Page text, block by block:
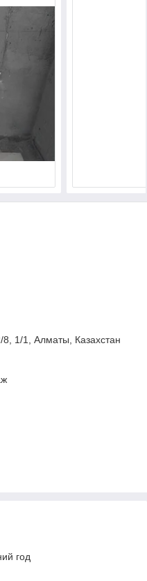
1/1, Алматы, Казахстан
год